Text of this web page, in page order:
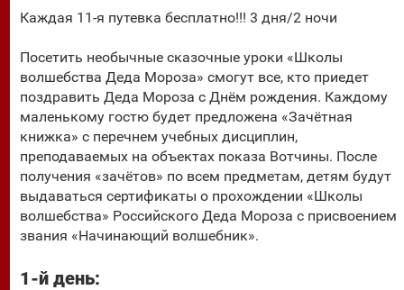
Каждая 11-я путевка бесплатно!!! 3 дня/2 ночи
Посетить необычные сказочные уроки «Школы
волшебства Деда Мороза» смогут все, кто приедет
поздравить Деда Мороза с Днём рождения. Каждому
маленькому гостю будет предложена «Зачётная
книжка» с перечнем учебных дисциплин,
преподаваемых на объектах показа Вотчины. После
получения «зачётов» по всем предметам, детям будут
выдаваться сертификаты о прохождении «Школы
волшебства» Российского Деда Мороза с присвоением
звания «Начинающий волшебник».
1-й день: